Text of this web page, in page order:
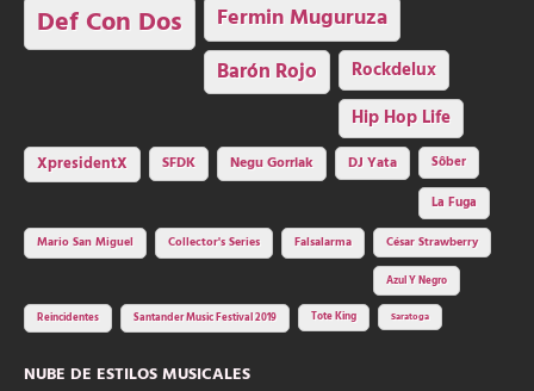
Def Con Dos Fermin Muguruza
Barón Rojo Rockdelux
Hip Hop Life
XpresidentX SFDK Negu Gorriak DJ Yata
Sôber
La Fuga
Mario San Miguel
Collector's Series Falsalarma César Strawberry
Azul Y Negro
Reincidentes Santander Music Festival 2019 Tote King Saratoga
NUBE DE ESTILOS MUSICALES